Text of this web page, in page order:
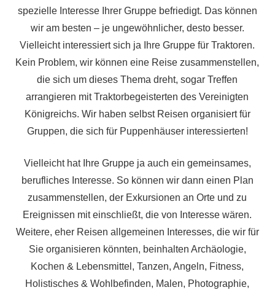
spezielle Interesse Ihrer Gruppe befriedigt. Das können
wir am besten – je ungewöhnlicher, desto besser.
Vielleicht interessiert sich ja Ihre Gruppe für Traktoren.
Kein Problem, wir können eine Reise zusammenstellen,
die sich um dieses Thema dreht, sogar Treffen
arrangieren mit Traktorbegeisterten des Vereinigten
Königreichs. Wir haben selbst Reisen organisiert für
Gruppen, die sich für Puppenhäuser interessierten!
Vielleicht hat Ihre Gruppe ja auch ein gemeinsames,
berufliches Interesse. So können wir dann einen Plan
zusammenstellen, der Exkursionen an Orte und zu
Ereignissen mit einschließt, die von Interesse wären.
Weitere, eher Reisen allgemeinen Interesses, die wir für
Sie organisieren könnten, beinhalten Archäologie,
Kochen & Lebensmittel, Tanzen, Angeln, Fitness,
Holistisches & Wohlbefinden, Malen, Photographie,